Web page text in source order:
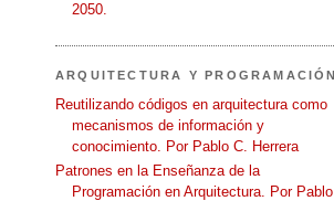
2050.
ARQUITECTURA Y PROGRAMACIÓN
Reutilizando códigos en arquitectura como
mecanismos de información y
conocimiento. Por Pablo C. Herrera
Patrones en la Enseñanza de la
Programación en Arquitectura. Por Pablo